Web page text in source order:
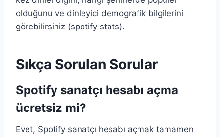
olduğunu ve dinleyici demografik bilgilerini
görebilirsiniz (spotify stats).
Sıkça Sorulan Sorular
Spotify sanatçı hesabı açma
ücretsiz mi?
Evet, Spotify sanatçı hesabı açmak tamamen